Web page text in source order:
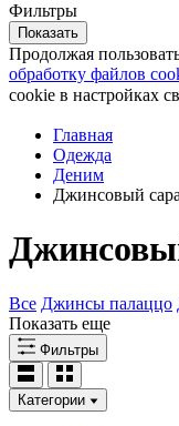
Фильтры
Показать
Продолжая
обработку файлов
cookie в настройках
Главная
Одежда
Деним
Джинсовый
Все Джинсы палаццо
Показать еще
Фильтры
Категории